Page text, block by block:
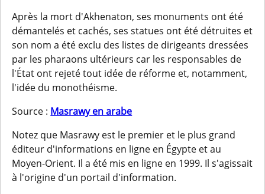
Après la mort d'Akhenaton, ses monuments ont été
démantelés et cachés, ses statues ont été détruites et
son nom a été exclu des listes de dirigeants dressées
par les pharaons ultérieurs car les responsables de
l'État ont rejeté tout idée de réforme et, notamment,
l'idée du monothéisme.
Source : Masrawy en arabe
Notez que Masrawy est le premier et le plus grand
éditeur d'informations en ligne en Égypte et au
Moyen-Orient. Il a été mis en ligne en 1999. Il s'agissait
à l'origine d'un portail d'information.